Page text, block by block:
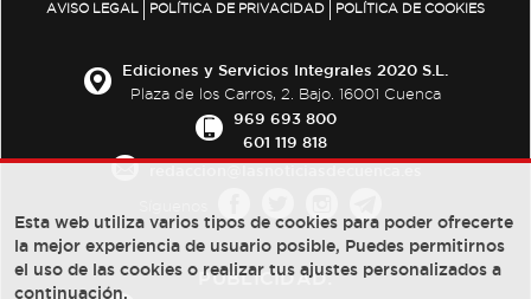
AVISO LEGAL POLÍTICA DE PRIVACIDAD POLÍTICA DE COOKIES
Ediciones y Servicios Integrales 2020 S.L.
Plaza de los Carros, 2. Bajo. 16001 Cuenca
969 693 800
601 119 818
PUBLICIDAD:
Esta web utiliza varios tipos de cookies para poder ofrecerte
la mejor experiencia de usuario posible, Puedes permitirnos
el uso de las cookies o realizar tus ajustes personalizados a
continuación.